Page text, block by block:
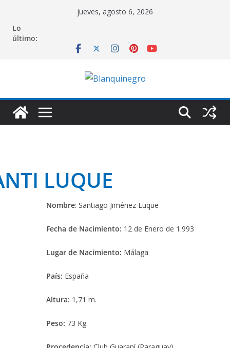
contenido
jueves, agosto 6, 2026
Lo
último:
LUQUE
Nombre: Santiago Jiménez Luque
Fecha de Nacimiento: 12 de Enero de 1.993
Lugar de Nacimiento: Málaga
País: España
Altura: 1,71 m.
Peso: 73 Kg.